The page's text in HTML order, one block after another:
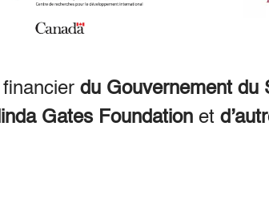
du Gouvernement du
Gates Foundation et